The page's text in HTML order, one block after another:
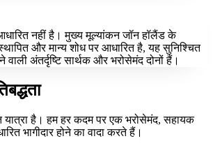
नहीं है। मुख्य मूल्यांकन जॉन हॉलैंड के
और मान्य शोध पर आधारित है, यह सुनिश्चित
अंतर्दृष्टि सार्थक और भरोसेमंद दोनों हैं।
है। हम हर कदम पर एक भरोसेमंद, सहायक
भागीदार होने का वादा करते हैं।